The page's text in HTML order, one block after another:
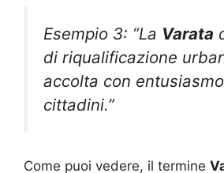
Esempio 3: “La Varata
di riqualificazione
accolta con
cittadini.”
Come puoi vedere, il termine